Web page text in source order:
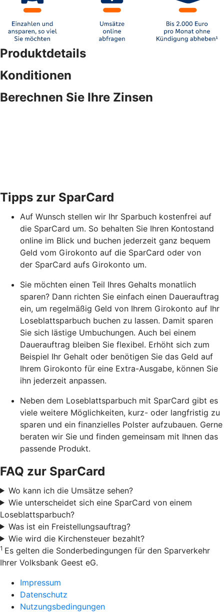
Produktdetails
Konditionen
Berechnen Sie Ihre Zinsen
Tipps zur SparCard
Auf Wunsch stellen wir Ihr Sparbuch kostenfrei auf
die SparCard um. So behalten Sie Ihren Kontostand
online im Blick und buchen jederzeit ganz bequem
Geld vom Girokonto auf die SparCard oder von
der SparCard aufs Girokonto um.
Sie möchten einen Teil Ihres Gehalts monatlich
sparen? Dann richten Sie einfach einen Dauerauftrag
ein, um regelmäßig Geld von Ihrem Girokonto auf Ihr
Loseblattsparbuch buchen zu lassen. Damit sparen
Sie sich lästige Umbuchungen. Auch bei einem
Dauerauftrag bleiben Sie flexibel. Erhöht sich zum
Beispiel Ihr Gehalt oder benötigen Sie das Geld auf
Ihrem Girokonto für eine Extra-Ausgabe, können Sie
ihn jederzeit anpassen.
Neben dem Loseblattsparbuch mit SparCard gibt es
viele weitere Möglichkeiten, kurz- oder langfristig zu
sparen und ein finanzielles Polster aufzubauen. Gerne
beraten wir Sie und finden gemeinsam mit Ihnen das
passende Produkt.
FAQ zur SparCard
Wo kann ich die Umsätze sehen?
Wie unterscheidet sich eine SparCard von einem
Loseblattsparbuch?
Was ist ein Freistellungsauftrag?
Wie wird die Kirchensteuer bezahlt?
1 Es gelten die Sonderbedingungen für den Sparverkehr
Ihrer Volksbank Geest eG.
Impressum
Datenschutz
Nutzungsbedingungen